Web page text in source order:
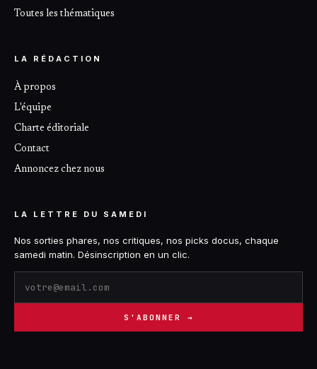
Toutes les thématiques
LA RÉDACTION
À propos
L'équipe
Charte éditoriale
Contact
Annoncez chez nous
LA LETTRE DU SAMEDI
Nos sorties phares, nos critiques, nos picks docus, chaque
samedi matin. Désinscription en un clic.
S'ABONNER →